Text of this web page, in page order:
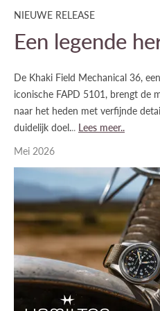
NIEUWE RELEASE
Een legende
De Khaki Field Mechanical 36,
iconische FAPD 5101, brengt de
naar het heden met verfijnde
duidelijk doel.​.. ​Lees meer..
Mei 2026